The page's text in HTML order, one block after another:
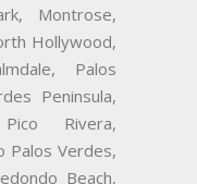
Montrose,
Hollywood,
Palos
Peninsula,
Rivera,
Palos Verdes,
Beach,